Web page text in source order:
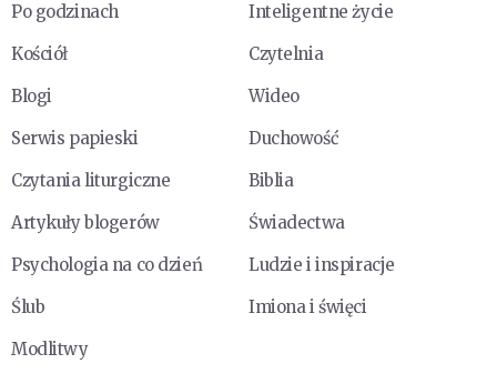
Po godzinach
Inteligentne życie
Kościół
Czytelnia
Blogi
Wideo
Serwis papieski
Duchowość
Czytania liturgiczne
Biblia
Artykuły blogerów
Świadectwa
Psychologia na co dzień
Ludzie i inspiracje
Ślub
Imiona i święci
Modlitwy